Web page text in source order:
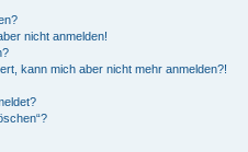
nicht anmelden!
kann mich aber nicht mehr anmelden?!